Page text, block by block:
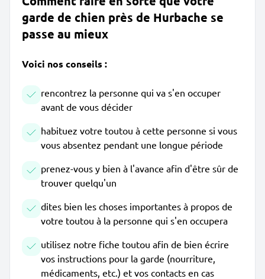
garde de chien près de Hurbache se
passe au mieux
Voici nos conseils :
rencontrez la personne qui va s'en occuper
avant de vous décider
habituez votre toutou à cette personne si vous
vous absentez pendant une longue période
prenez-vous y bien à l'avance afin d'être sûr de
trouver quelqu'un
dites bien les choses importantes à propos de
votre toutou à la personne qui s'en occupera
utilisez notre fiche toutou afin de bien écrire
vos instructions pour la garde (nourriture,
médicaments, etc.) et vos contacts en cas